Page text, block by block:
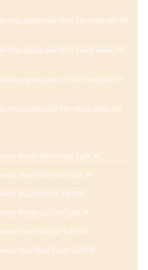
công nghiệp quận Bình Tân thành phố Hồ
công nghiệp quận Bình Thạnh thành phố
công nghiệp quận Gò Vấp thành phố Hồ
công nghiệp quận Phú Nhuận thành phố
tại Huyện Bình Chánh TpHCM
tại Huyện Hóc Môn TpHCM
tại Huyện Củ Chi TpHCM
tại Huyện Cần Giờ TpHCM
tại Huyện Nhà Bè TpHCM
tại Quận Bình Thạnh TpHCM